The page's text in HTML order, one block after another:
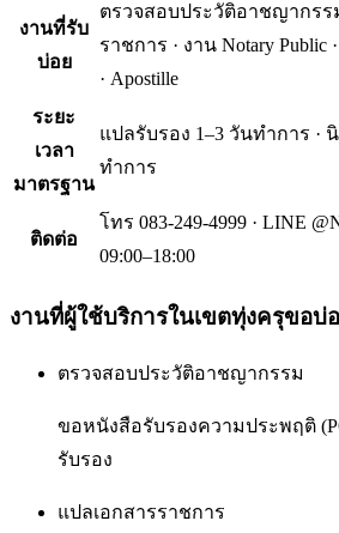
งานที่รับ
บ่อย
ตรวจสอบประวัติอาชญากรร
ราชการ · งาน Notary
· Apostille
ระยะ
เวลา
มาตรฐาน
แปลรับรอง 1–3 วันทำการ ·
ทำการ
ติดต่อ
โทร 083-249-4999 · LINE
09:00–18:00
งานที่ผู้ใช้บริการในเขตทุ่งครุขอบ่
ตรวจสอบประวัติอาชญากรรม
ขอหนังสือรับรองความประพฤติ
รับรอง
แปลเอกสารราชการ